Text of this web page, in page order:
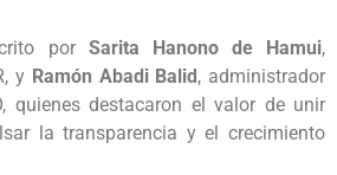
por Sarita Hanono de Hamui,
y Ramón Abadi Balid, administrador
quienes destacaron el valor de unir
la transparencia y el crecimiento